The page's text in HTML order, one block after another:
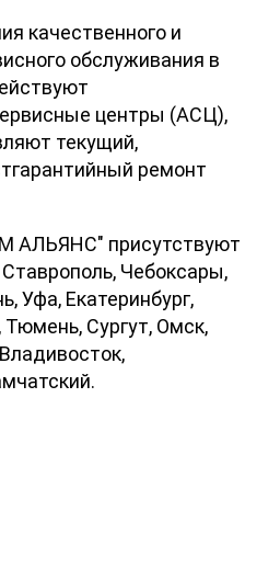
качественного и
обслуживания в
центры (АСЦ),
текущий,
ремонт
АЛЬЯНС" присутствуют
Чебоксары,
Уфа, Екатеринбург,
Тюмень, Сургут, Омск,